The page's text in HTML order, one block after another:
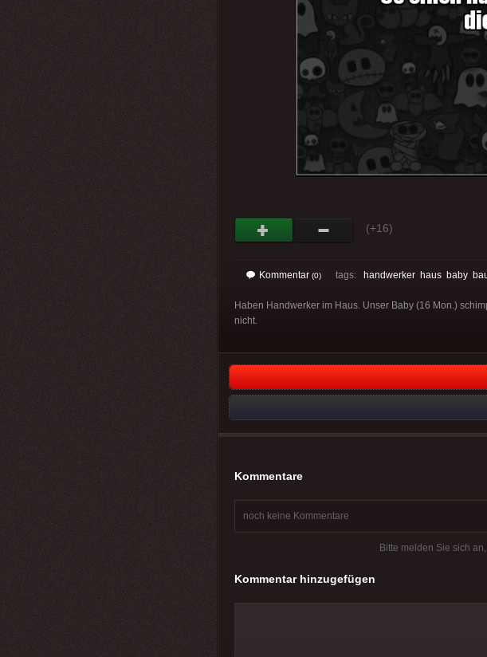
(+16)
Kommentar (0) tags: handwerker haus baby
Haben Handwerker im Haus. Unser Baby (16 Mon.)
nicht.
Kommentare
noch keine Kommentare
Bitte melden Sie sich
Kommentar hinzugefügen